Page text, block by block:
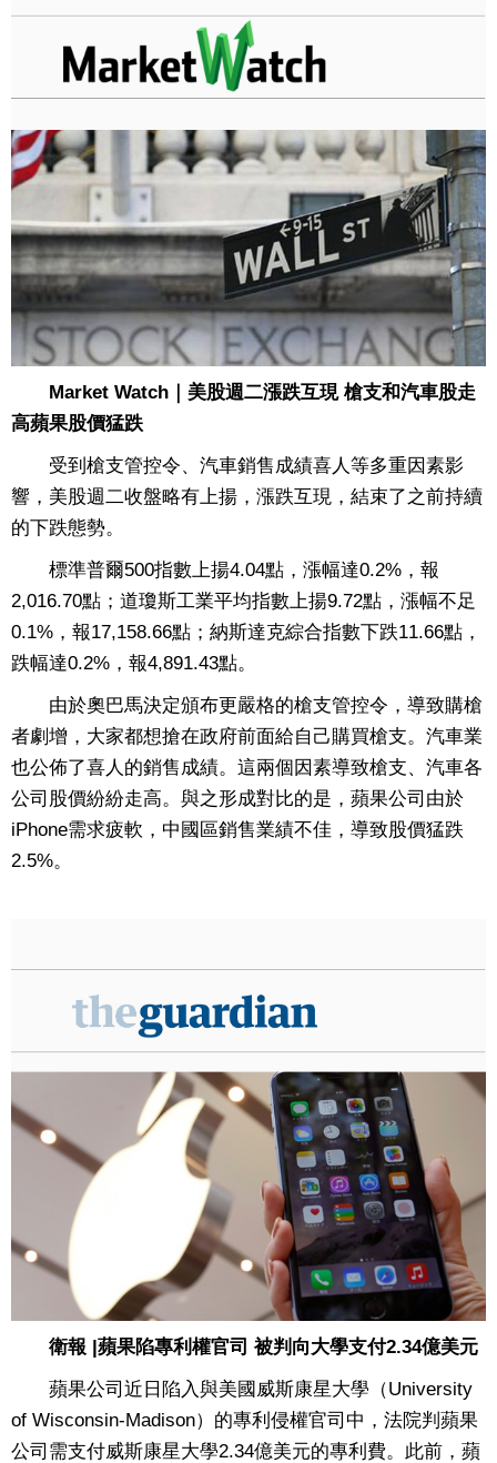
Market Watch｜美股週二漲跌互現 槍支和汽車股走
高蘋果股價猛跌
受到槍支管控令、汽車銷售成績喜人等多重因素影
響，美股週二收盤略有上揚，漲跌互現，結束了之前持續
的下跌態勢。
標準普爾500指數上揚4.04點，漲幅達0.2%，報
2,016.70點；道瓊斯工業平均指數上揚9.72點，漲幅不足
0.1%，報17,158.66點；納斯達克綜合指數下跌11.66點，
跌幅達0.2%，報4,891.43點。
由於奧巴馬決定頒布更嚴格的槍支管控令，導致購槍
者劇增，大家都想搶在政府前面給自己購買槍支。汽車業
也公佈了喜人的銷售成績。這兩個因素導致槍支、汽車各
公司股價紛紛走高。與之形成對比的是，蘋果公司由於
iPhone需求疲軟，中國區銷售業績不佳，導致股價猛跌
2.5%。
衛報 |蘋果陷專利權官司 被判向大學支付2.34億美元
蘋果公司近日陷入與美國威斯康星大學（University
of Wisconsin-Madison）的專利侵權官司中，法院判蘋果
公司需支付威斯康星大學2.34億美元的專利費。此前，蘋